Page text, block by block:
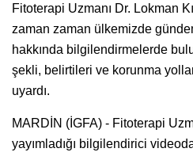
Fitoterapi Uzmanı Dr. Lokman
zaman zaman ülkemizde
hakkında bilgilendirmelerde
şekli, belirtileri ve korunma
uyardı.
MARDİN (İGFA) - Fitoterapi
yayımladığı bilgilendirici